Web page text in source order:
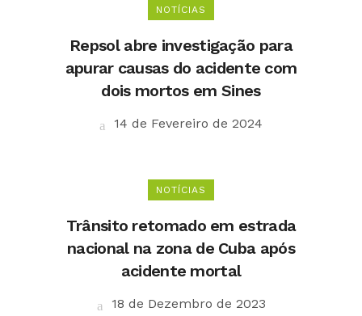
NOTÍCIAS
Repsol abre investigação para
apurar causas do acidente com
dois mortos em Sines
14 de Fevereiro de 2024
NOTÍCIAS
Trânsito retomado em estrada
nacional na zona de Cuba após
acidente mortal
18 de Dezembro de 2023